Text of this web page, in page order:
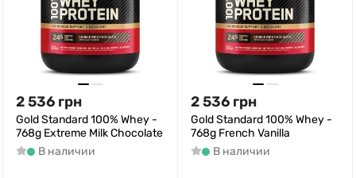
2 536 грн
Gold Standard 100% Whey -
768g Extreme Milk Chocolate
В наличии
2 536 грн
Gold Standard 100% Whey -
768g French Vanilla
В наличии